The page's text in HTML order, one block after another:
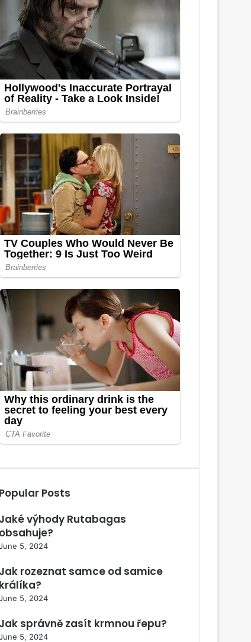
Popular Posts
Jaké výhody Rutabagas
obsahuje?
5, 2024
Jak rozeznat samce od samice
králíka?
5, 2024
Jak správně zasít krmnou řepu?
5, 2024